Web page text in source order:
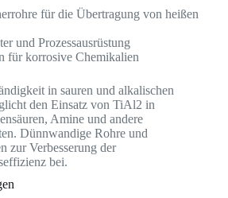
für die Übertragung von heißen
und Prozessausrüstung
für korrosive Chemikalien
in sauren und alkalischen
den Einsatz von TiAl2 in
Amine und andere
Dünnwandige Rohre und
zur Verbesserung der
bei.